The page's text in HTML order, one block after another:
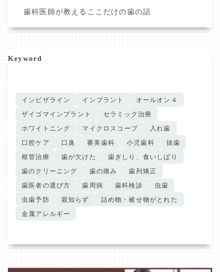
歯科医師が教えるここだけの歯の話
Keyword
インビザライン インプラント
オールオン４
ザイゴマインプラント
セラミック治療
ホワイトニング
マイクロスコープ
入れ歯
口腔ケア
口臭 審美歯科 小児歯科
抜歯
根管治療
歯が欠けた
歯ぎしり、食いしばり
歯のクリーニング
歯の痛み
歯列矯正
歯医者の選び方
歯周病 歯科検診
虫歯
虫歯予防
親知らず
詰め物・被せ物がとれた
金属アレルギー